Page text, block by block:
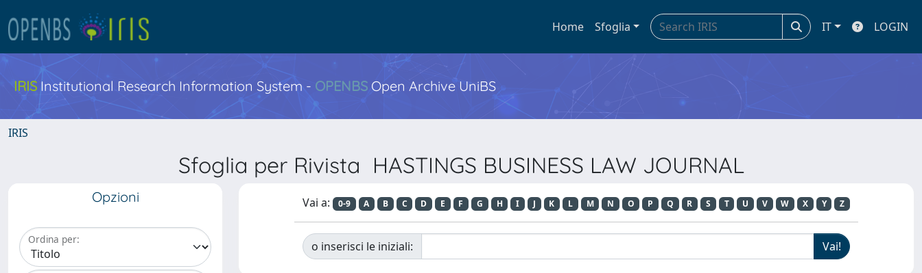
Home Sfoglia IT LOGIN
IRIS Institutional Research Information System - OPENBS Open Archive UniBS
IRIS
Sfoglia per Rivista HASTINGS BUSINESS LAW JOURNAL
Opzioni
Ordina per:
Vai a: 0-9 A B C D E F G H I J K L M N O P Q R S T U V W X Y Z
o inserisci le iniziali: